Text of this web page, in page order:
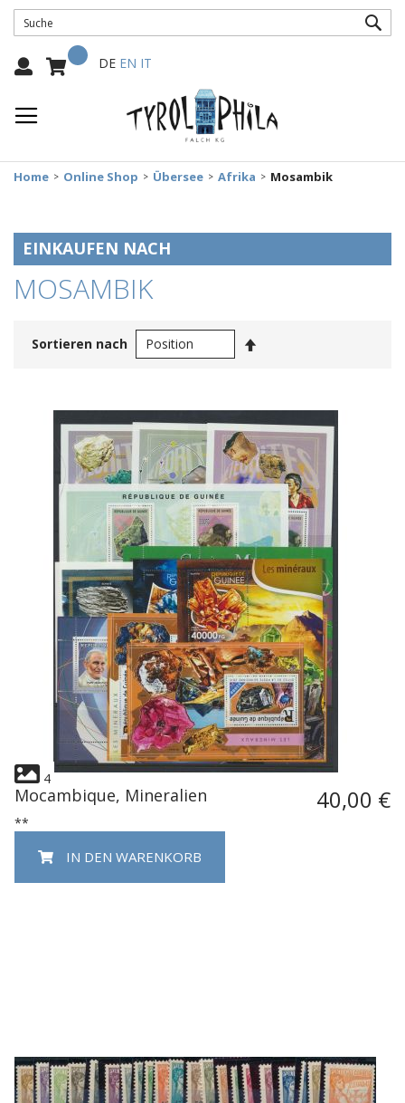
Mein Warenkorb
Select
DE EN IT
Home Online Shop Übersee Afrika Mosambik
MOSAMBIK
Sortieren nach
4
Mocambique, Mineralien 40,00 €
**
IN DEN WARENKORB
EINKAUFEN NACH